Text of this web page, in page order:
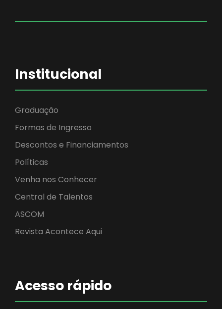
Institucional
Graduação
Formas de Ingresso
Descontos e Financiamentos
Políticas
Venha nos Conhecer
Central de Talentos
ASCOM
Revista Acontece Aqui
Acesso rápido